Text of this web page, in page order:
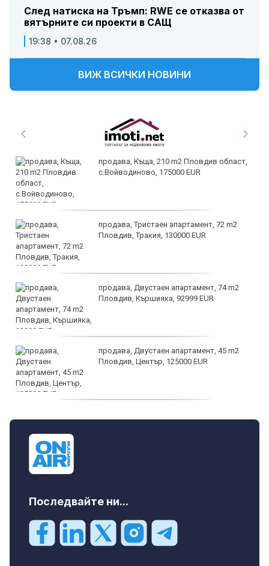
След натиска на Тръмп: RWE се отказва от
вятърните си проекти в САЩ
19:38 • 07.08.26
ВИЖ ВСИЧКИ НОВИНИ
продава, Къща, 210 m2 Пловдив област,
с.Войводиново, 175000 EUR
продава, Тристаен апартамент, 72 m2
Пловдив, Тракия, 130000 EUR
продава, Двустаен апартамент, 74 m2
Пловдив, Кършияка, 92999 EUR
продава, Двустаен апартамент, 45 m2
Пловдив, Център, 125000 EUR
Последвайте ни...